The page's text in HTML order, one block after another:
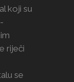
koji su
riječi
se